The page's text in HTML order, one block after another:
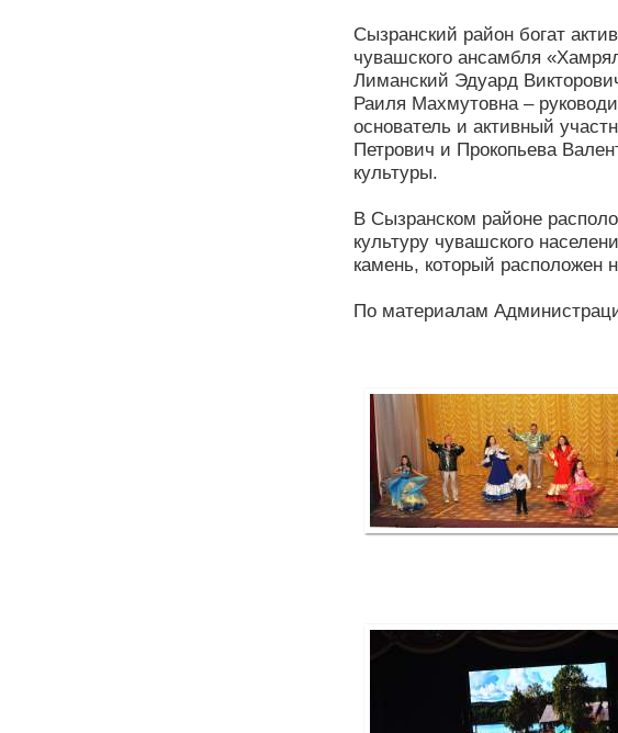
Сызранский район богат
чувашского ансамбля
Лиманский Эдуард
Раиля Махмутовна –
основатель и активный
Петрович и Прокопьева
культуры.
В Сызранском районе
культуру чувашского
камень, который расположен
По материалам